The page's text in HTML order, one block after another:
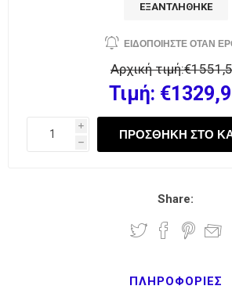
ΕΞΑΝΤΛΉΘΗΚΕ
Αρχική τιμή:
Τιμή:
i
h
Share:
ΠΛΗΡΟΦΟΡΊΕΣ